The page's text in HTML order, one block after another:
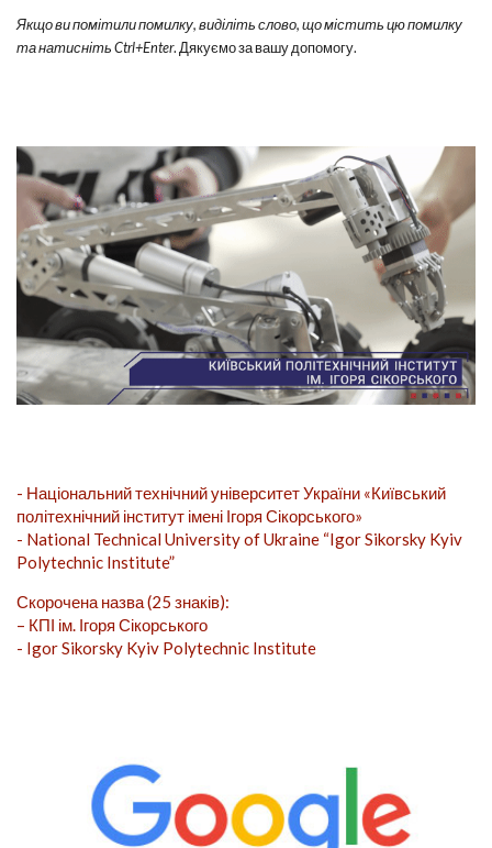
Якщо ви помітили помилку, виділіть слово, що містить цю помилку
та натисніть Ctrl+Enter. Дякуємо за вашу допомогу.
- Національний технічний університет України «Київський
політехнічний інститут імені Ігоря Сікорського»
- National Technical University of Ukraine “Igor Sikorsky Kyiv
Polytechnic Institute”
Скорочена назва (25 знаків):
– КПІ ім. Ігоря Сікорського
- Igor Sikorsky Kyiv Polytechnic Institute